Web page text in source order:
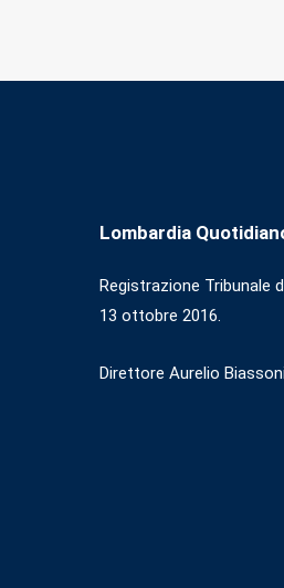
Lombardia
Registrazione Tribunale
13 ottobre 2016.
Direttore Aurelio Biassoni